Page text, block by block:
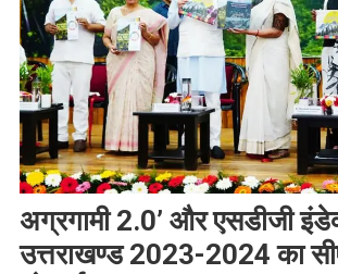
अग्रगामी 2.0’ और एसडीजी
उत्तराखण्ड 2023-2024 का